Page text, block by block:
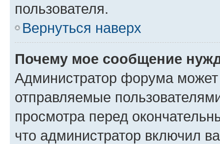
пользователя.
Вернуться наверх
Почему мое сообщение
Администратор форума
отправляемые
просмотра перед
что администратор включил